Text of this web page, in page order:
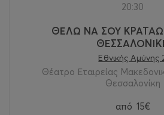
20:30
ΘΕΛΩ ΝΑ ΣΟΥ ΚΡΑΤΑΩ
Εθνικής Αμύνης
Θέατρο Εταιρείας
Θεσσαλονίκη
από 15€